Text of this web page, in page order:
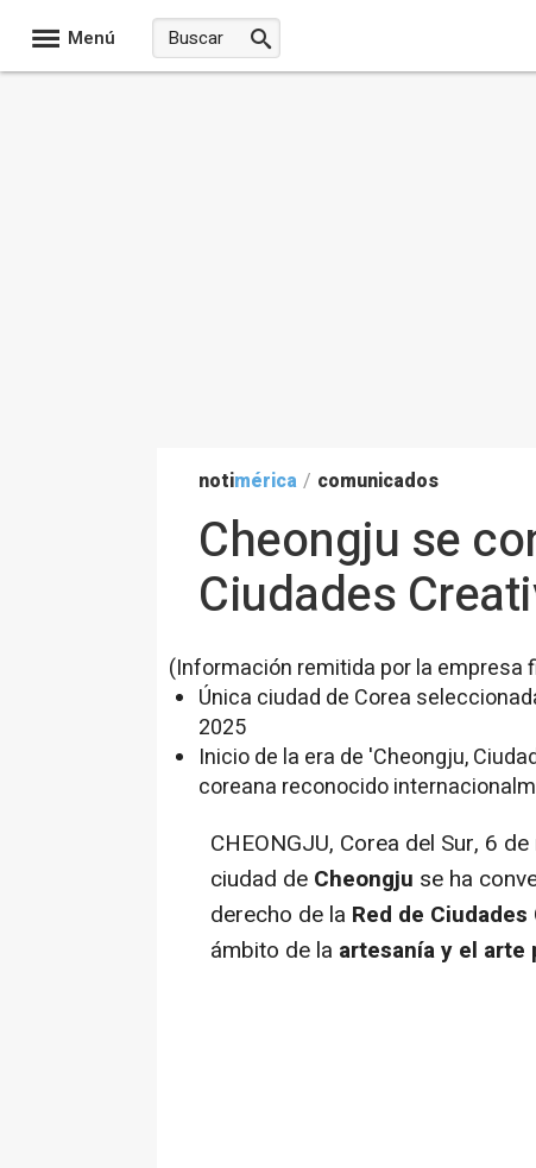
Menú
notimérica / comunicados
Cheongju se
Ciudades
(Información remitida por la empresa
Única ciudad de Corea
2025
Inicio de la era de 'Cheongju,
coreana reconocido
CHEONGJU, Corea del Sur, 6
ciudad de Cheongju se ha
derecho de la Red de Ciudades
ámbito de la artesanía y el arte